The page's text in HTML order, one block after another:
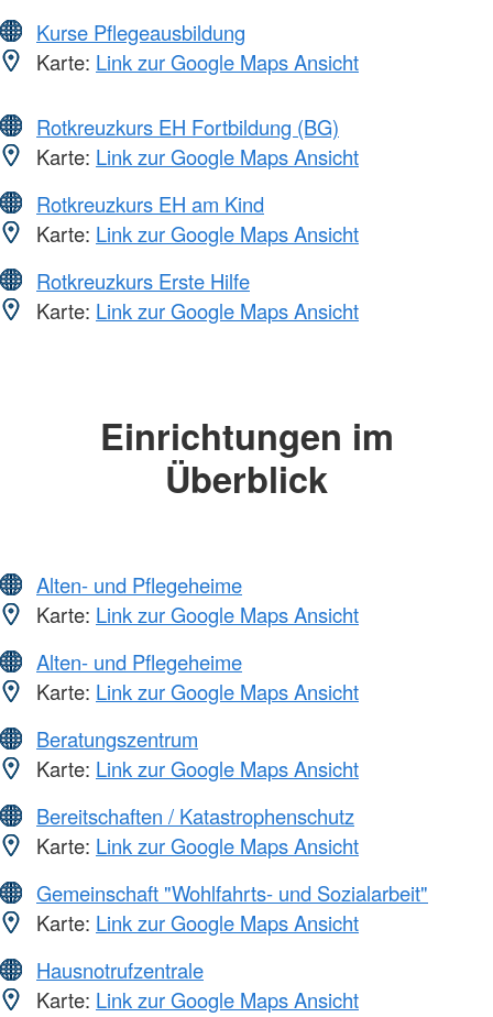
Kurse Pflegeausbildung
Karte: Link zur Google Maps Ansicht
Rotkreuzkurs EH Fortbildung (BG)
Karte: Link zur Google Maps Ansicht
Rotkreuzkurs EH am Kind
Karte: Link zur Google Maps Ansicht
Rotkreuzkurs Erste Hilfe
Karte: Link zur Google Maps Ansicht
Einrichtungen im
Überblick
Alten- und Pflegeheime
Karte: Link zur Google Maps Ansicht
Alten- und Pflegeheime
Karte: Link zur Google Maps Ansicht
Beratungszentrum
Karte: Link zur Google Maps Ansicht
Bereitschaften / Katastrophenschutz
Karte: Link zur Google Maps Ansicht
Gemeinschaft "Wohlfahrts- und Sozialarbeit"
Karte: Link zur Google Maps Ansicht
Hausnotrufzentrale
Karte: Link zur Google Maps Ansicht